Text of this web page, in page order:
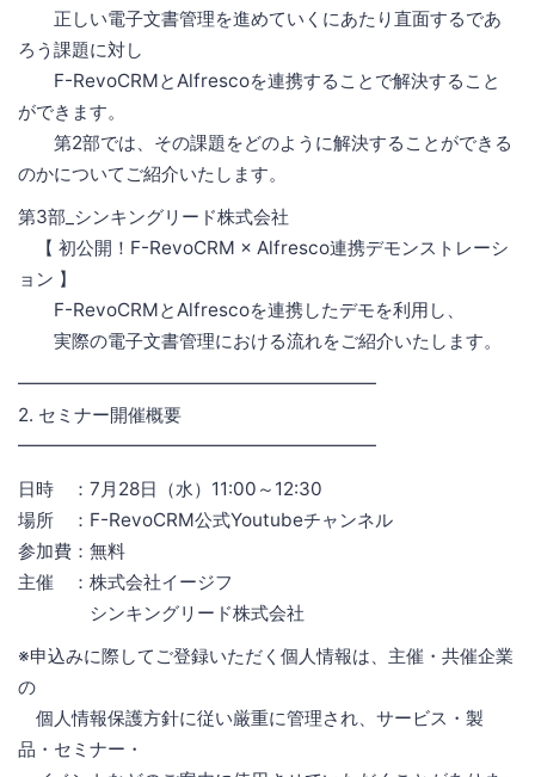
正しい電子文書管理を進めていくにあたり直面するであ
ろう課題に対し
F-RevoCRMとAlfrescoを連携することで解決すること
ができます。
第2部では、その課題をどのように解決することができる
のかについてご紹介いたします。
第3部_シンキングリード株式会社
【 初公開！F-RevoCRM × Alfresco連携デモンストレーシ
ョン 】
F-RevoCRMとAlfrescoを連携したデモを利用し、
実際の電子文書管理における流れをご紹介いたします。
━━━━━━━━━━━━━━━━━━━━
2. セミナー開催概要
━━━━━━━━━━━━━━━━━━━━
日時 ：7月28日（水）11:00～12:30
場所 ：F-RevoCRM公式Youtubeチャンネル
参加費：無料
主催 ：株式会社イージフ
シンキングリード株式会社
※申込みに際してご登録いただく個人情報は、主催・共催企業
の
個人情報保護方針に従い厳重に管理され、サービス・製
品・セミナー・